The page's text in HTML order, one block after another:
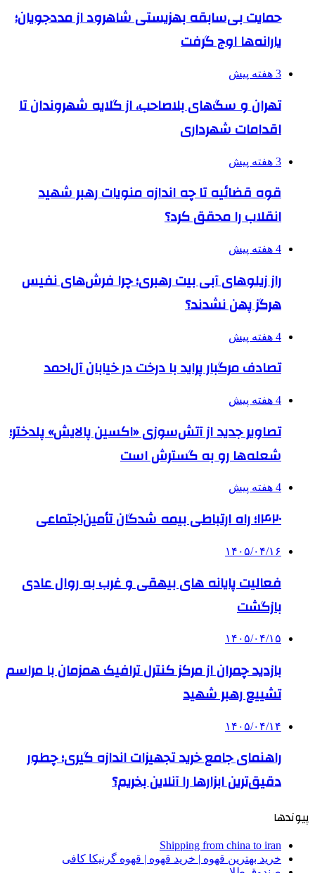
حمایت بی‌سابقه بهزیستی شاهرود از مددجویان؛
یارانه‌ها اوج گرفت
3 هفته پیش
تهران و سگ‌های بلاصاحب، از گلایه شهروندان تا
اقدامات شهرداری
3 هفته پیش
قوه قضائیه تا چه اندازه منویات رهبر شهید
انقلاب را محقق کرد؟
4 هفته پیش
راز زیلوهای آبی بیت رهبری؛ چرا فرش‌های نفیس
هرگز پهن نشدند؟
4 هفته پیش
تصادف مرگبار پراید با درخت در خیابان آل‌احمد
4 هفته پیش
تصاویر جدید از آتش‌سوزی «اکسین پالایش» پلدختر؛
شعله‌ها رو به گسترش است
4 هفته پیش
۱۴۲۰؛ راه ارتباطی بیمه شدگان تأمین‌اجتماعی
۱۴۰۵/۰۴/۱۶
فعالیت پایانه های بیهقی و غرب به روال عادی
بازگشت
۱۴۰۵/۰۴/۱۵
بازدید چمران از مرکز کنترل ترافیک همزمان با مراسم
تشییع رهبر شهید
۱۴۰۵/۰۴/۱۴
راهنمای جامع خرید تجهیزات اندازه گیری؛ چطور
دقیق‌ترین ابزارها را آنلاین بخریم؟
پیوندها
Shipping from china to iran
خرید بهترین قهوه | خرید قهوه | قهوه گرنیکا کافی